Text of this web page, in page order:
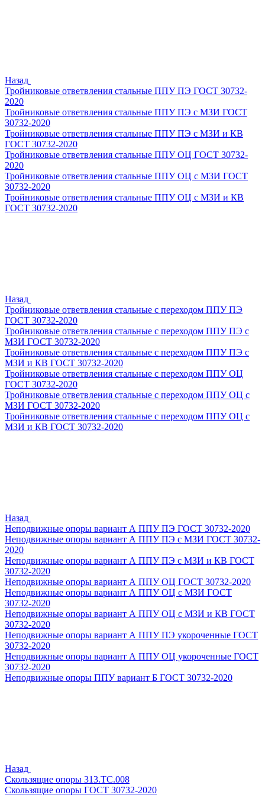
Назад
Тройниковые ответвления стальные ППУ ПЭ ГОСТ 30732-
2020
Тройниковые ответвления стальные ППУ ПЭ с МЗИ ГОСТ
30732-2020
Тройниковые ответвления стальные ППУ ПЭ с МЗИ и КВ
ГОСТ 30732-2020
Тройниковые ответвления стальные ППУ ОЦ ГОСТ 30732-
2020
Тройниковые ответвления стальные ППУ ОЦ с МЗИ ГОСТ
30732-2020
Тройниковые ответвления стальные ППУ ОЦ с МЗИ и КВ
ГОСТ 30732-2020
Назад
Тройниковые ответвления стальные с переходом ППУ ПЭ
ГОСТ 30732-2020
Тройниковые ответвления стальные с переходом ППУ ПЭ с
МЗИ ГОСТ 30732-2020
Тройниковые ответвления стальные с переходом ППУ ПЭ с
МЗИ и КВ ГОСТ 30732-2020
Тройниковые ответвления стальные с переходом ППУ ОЦ
ГОСТ 30732-2020
Тройниковые ответвления стальные с переходом ППУ ОЦ с
МЗИ ГОСТ 30732-2020
Тройниковые ответвления стальные с переходом ППУ ОЦ с
МЗИ и КВ ГОСТ 30732-2020
Назад
Неподвижные опоры вариант А ППУ ПЭ ГОСТ 30732-2020
Неподвижные опоры вариант А ППУ ПЭ с МЗИ ГОСТ 30732-
2020
Неподвижные опоры вариант А ППУ ПЭ с МЗИ и КВ ГОСТ
30732-2020
Неподвижные опоры вариант А ППУ ОЦ ГОСТ 30732-2020
Неподвижные опоры вариант А ППУ ОЦ с МЗИ ГОСТ
30732-2020
Неподвижные опоры вариант А ППУ ОЦ с МЗИ и КВ ГОСТ
30732-2020
Неподвижные опоры вариант А ППУ ПЭ укороченные ГОСТ
30732-2020
Неподвижные опоры вариант А ППУ ОЦ укороченные ГОСТ
30732-2020
Неподвижные опоры ППУ вариант Б ГОСТ 30732-2020
Назад
Скользящие опоры 313.ТС.008
Скользящие опоры ГОСТ 30732-2020